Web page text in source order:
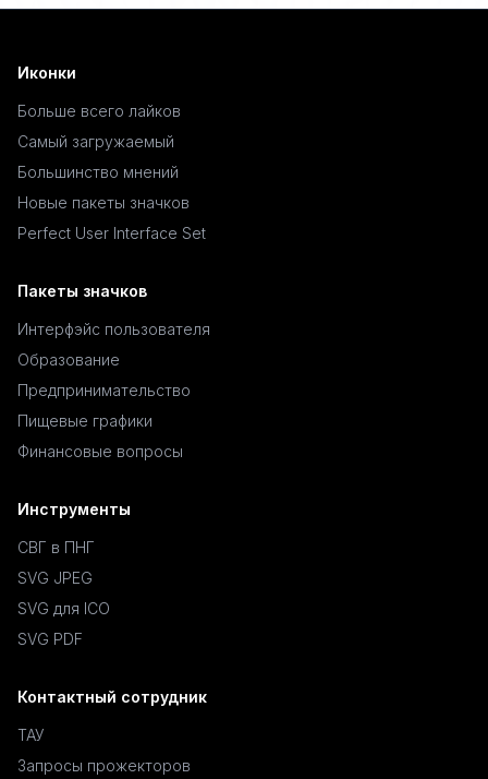
Иконки
Больше всего лайков
Самый загружаемый
Большинство мнений
Новые пакеты значков
Perfect User Interface Set
Пакеты значков
Интерфэйс пользователя
Образование
Предпринимательство
Пищевые графики
Финансовые вопросы
Инструменты
СВГ в ПНГ
SVG JPEG
SVG для ICO
SVG PDF
Контактный сотрудник
ТАУ
Запросы прожекторов